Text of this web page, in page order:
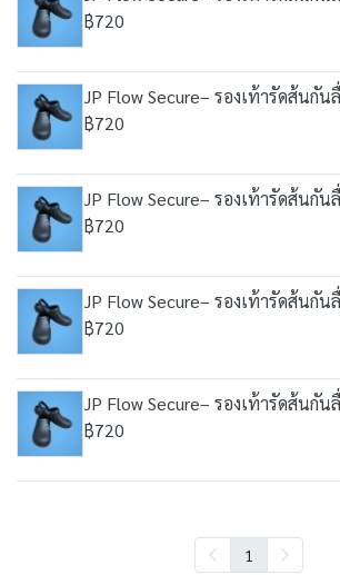
฿720
JP Flow Secure– รองเท้ารัดส้นกั
฿720
JP Flow Secure– รองเท้ารัดส้นกั
฿720
JP Flow Secure– รองเท้ารัดส้นกั
฿720
JP Flow Secure– รองเท้ารัดส้นกั
฿720
1